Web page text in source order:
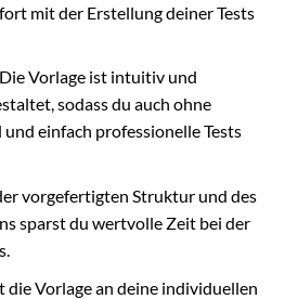
mit der Erstellung deiner Tests
Vorlage ist intuitiv und
sodass du auch ohne
einfach professionelle Tests
vorgefertigten Struktur und des
sparst du wertvolle Zeit bei der
die Vorlage an deine individuellen